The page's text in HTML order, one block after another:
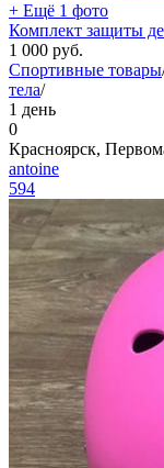
+ Ещё 1 фото
Комплект защиты
1 000 руб.
Спортивные товары
тела/
1 день
0
Красноярск,
antoine
594